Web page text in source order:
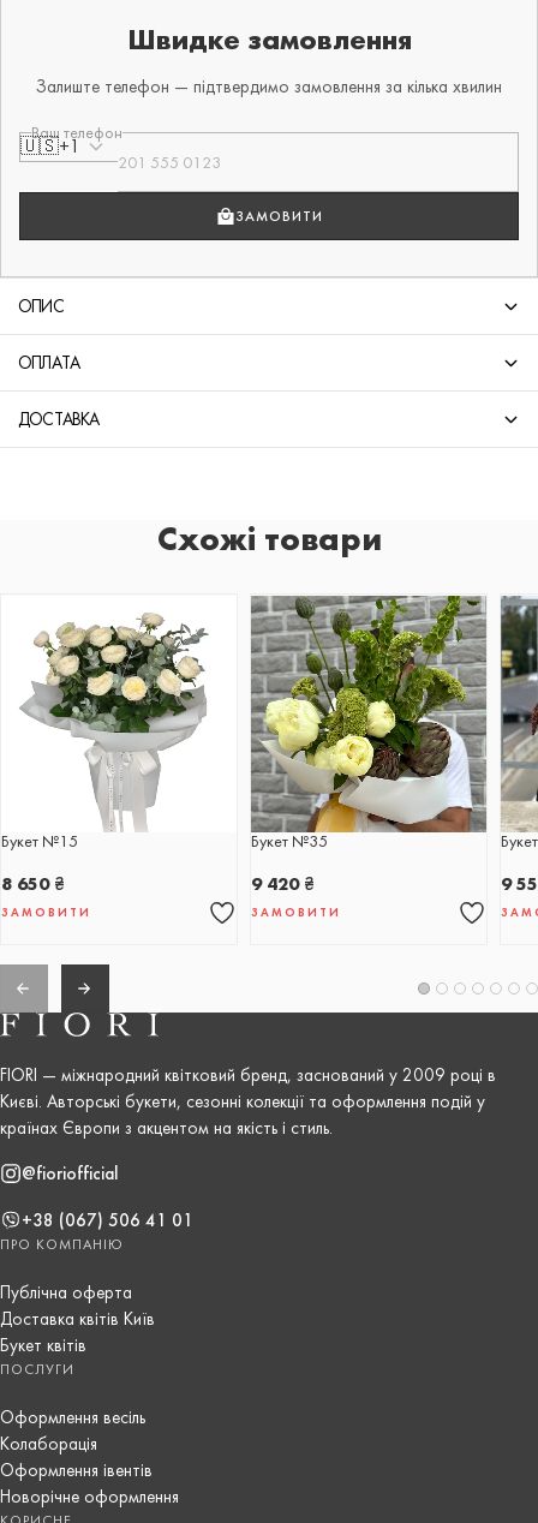
Швидке замовлення
Залиште телефон — підтвердимо замовлення за кілька хвилин
Ваш телефон
🇺🇸+1
ЗАМОВИТИ
ОПИС
ОПЛАТА
ДОСТАВКА
Схожі товари
Букет №15
8 650 ₴
ЗАМОВИТИ
Букет №35
9 420 ₴
ЗАМОВИТИ
9
FIORI — міжнародний квітковий бренд, заснований у 2009 році в
Києві. Авторські букети, сезонні колекції та оформлення подій у
країнах Європи з акцентом на якість і стиль.
@fioriofficial
+38 (067) 506 41 01
ПРО КОМПАНІЮ
Публічна оферта
Доставка квітів Київ
Букет квітів
ПОСЛУГИ
Оформлення весіль
Колаборація
Оформлення івентів
Новорічне оформлення